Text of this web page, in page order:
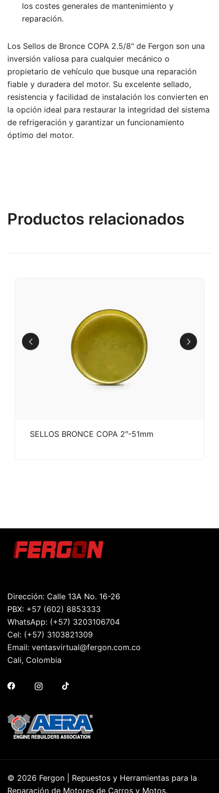
los costes generales de mantenimiento y
reparación.
Los Sellos de Bronce COPA 2.5/8" de Fergon son una
inversión valiosa para cualquier mecánico o
propietario de vehículo que busque una reparación
fiable y duradera del motor. Su excelente sellado,
resistencia y facilidad de instalación los convierten en
la opción ideal para restaurar la integridad del sistema
de refrigeración y garantizar un funcionamiento
óptimo del motor.
Productos relacionados
SELLOS BRONCE COPA 2″-51mm
Dirección: Calle 13A No. 16-26
PBX: +57 (602) 8853333
WhatsApp: (+57) 3203106704
Cel: (+57) 3103821309
Email: ventasvirtual@fergon.com.co
Cali, Colombia
© 2026 Fergon | Repuestos y Herramientas para la
Reparación de Motores de Carros y Motos.